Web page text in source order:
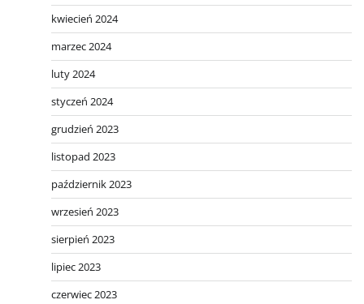
kwiecień 2024
marzec 2024
luty 2024
styczeń 2024
grudzień 2023
listopad 2023
październik 2023
wrzesień 2023
sierpień 2023
lipiec 2023
czerwiec 2023